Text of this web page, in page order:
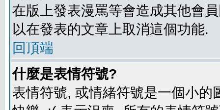
在版上發表漫罵等會造成其他會
以在發表的文章上取消這個功能.
回頂端
什麼是表情符號?
表情符號, 或情緒符號是一個小